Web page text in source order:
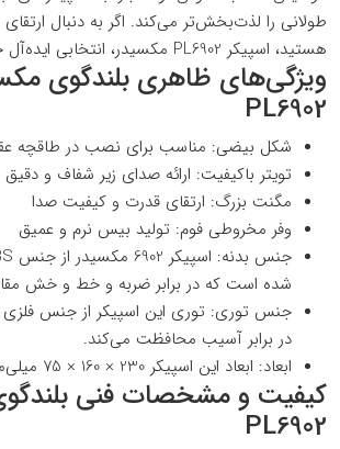
طولانی را لذت‌بخش‌تر می‌کند. اگر به دنبال
هستید، اسپیکر PL6902 مکسیدر، انتخابی ایده‌آل خواهد بود.
ویژگی‌های ظاهری بلندگوی
PL6902
شکل بیضی: مناسب برای نصب در طاقچه
تویتر باکیفیت: ارائه صدای زیر شفاف و دقیق
مگنت بزرگ: ارتقای قدرت و کیفیت صدا
وفر مخروطی فوم: تولید بیس نرم و عمیق
شده است که در برابر ضربه و خط و خش
جنس توری: توری این اسپیکر از جنس فلزی
در برابر آسیب محافظت می‌کند.
ابعاد: ابعاد این اسپیکر 230 × 160 × 75 میلی‌متر است
کیفیت و مشخصات فنی
PL6902